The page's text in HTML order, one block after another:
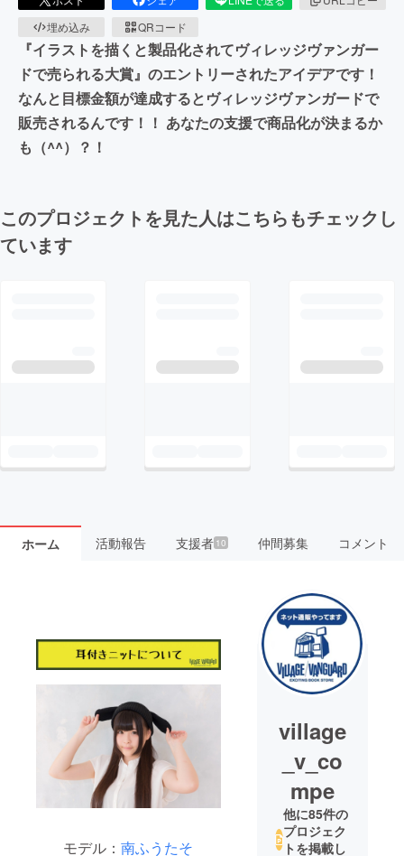
埋め込み
QRコード
『イラストを描くと製品化されてヴィレッジヴァンガー
ドで売られる大賞』のエントリーされたアイデアです！
なんと目標金額が達成するとヴィレッジヴァンガードで
販売されるんです！！ あなたの支援で商品化が決まるか
も（^^）？！
このプロジェクトを見た人はこちらもチェックし
ています
ホーム 活動報告 支援者 10 仲間募集 コメント
モデル：南ふうたそ
village
_v_co
mpe
他に85件の
プロジェク
トを掲載し